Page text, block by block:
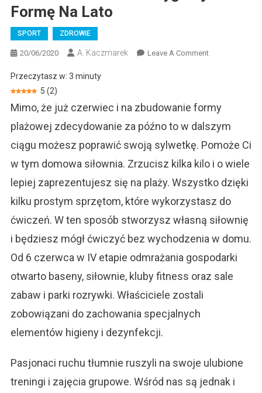
Formę Na Lato
SPORT ZDROWIE
20/06/2020 A. Kaczmarek Leave A CommentOn
Formę
Lato
Przeczytasz w: 3 minuty
5 (2)
Mimo, że już czerwiec i na zbudowanie formy
plażowej zdecydowanie za późno to w dalszym
ciągu możesz poprawić swoją sylwetkę. Pomoże Ci
w tym domowa siłownia. Zrzucisz kilka kilo i o wiele
lepiej zaprezentujesz się na plaży. Wszystko dzięki
kilku prostym sprzętom, które wykorzystasz do
ćwiczeń. W ten sposób stworzysz własną siłownię
i będziesz mógł ćwiczyć bez wychodzenia w domu.
Od 6 czerwca w IV etapie odmrażania gospodarki
otwarto baseny, siłownie, kluby fitness oraz sale
zabaw i parki rozrywki. Właściciele zostali
zobowiązani do zachowania specjalnych
elementów higieny i dezynfekcji.
Pasjonaci ruchu tłumnie ruszyli na swoje ulubione
treningi i zajęcia grupowe. Wśród nas są jednak i